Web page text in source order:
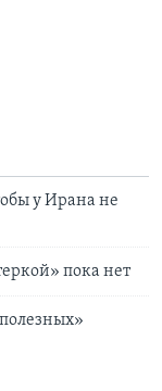
у Ирана не
пока нет